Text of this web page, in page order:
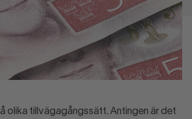
olika tillvägagångssätt. Antingen är det